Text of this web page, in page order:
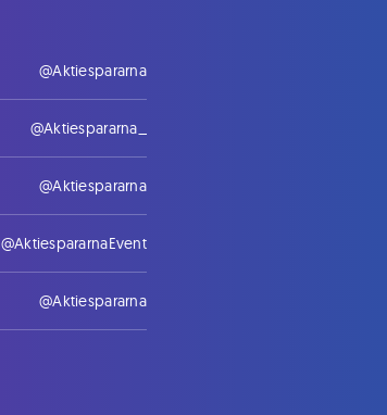
@Aktiespararna
@Aktiespararna_
@Aktiespararna
@AktiespararnaEvent
@Aktiespararna